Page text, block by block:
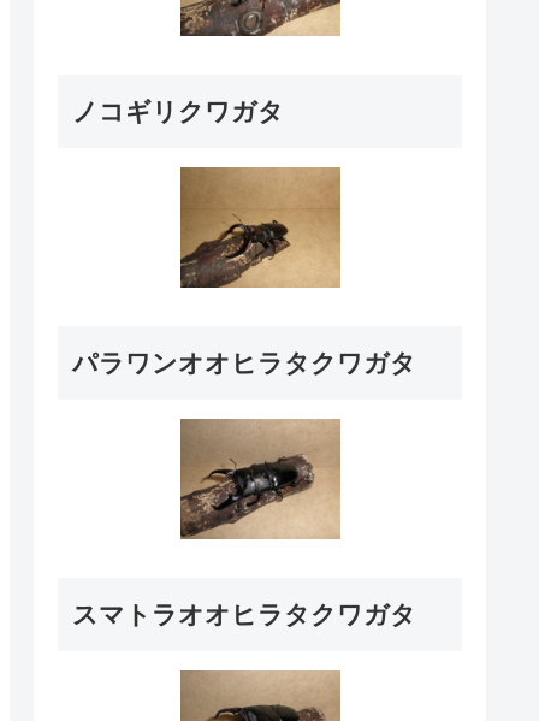
ノコギリクワガタ
パラワンオオヒラタクワガタ
スマトラオオヒラタクワガタ